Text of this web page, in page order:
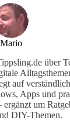
Mario
über
auf
Apps und
ergänzt um
DIY-Themen.